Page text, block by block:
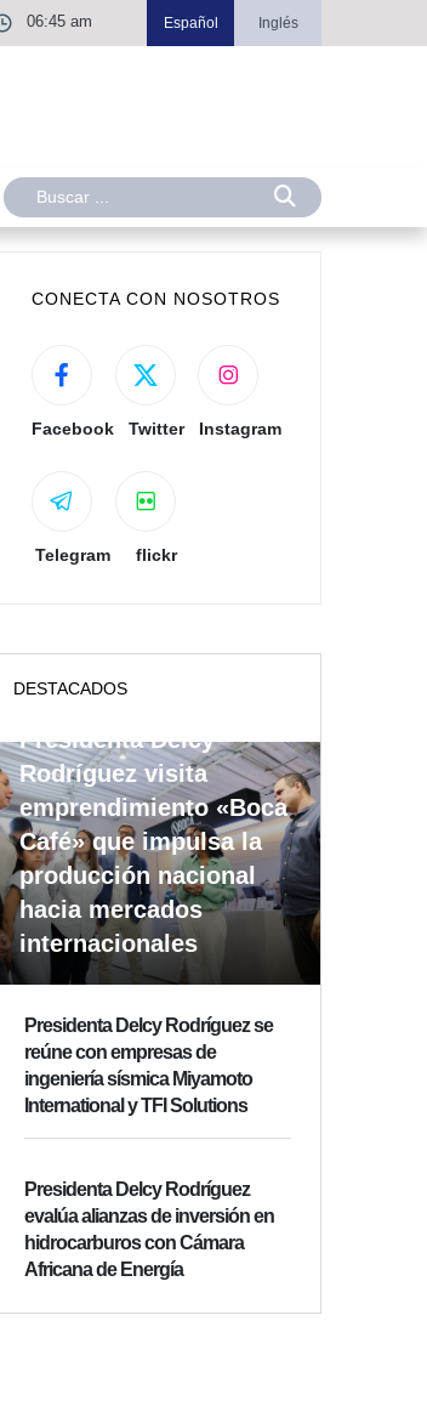
06:45 am Español Inglés
CONECTA CON NOSOTROS
Facebook Twitter Instagram
Telegram flickr
DESTACADOS
Presidenta Delcy
Rodríguez visita
emprendimiento «Boca
Café» que impulsa la
producción nacional
hacia mercados
internacionales
Presidenta Delcy Rodríguez se
reúne con empresas de
ingeniería sísmica Miyamoto
International y TFI Solutions
Presidenta Delcy Rodríguez
evalúa alianzas de inversión en
hidrocarburos con Cámara
Africana de Energía